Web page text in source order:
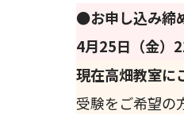
●お申し込み締
4月25日（金）
現在高畑教室に
受験をご希望の